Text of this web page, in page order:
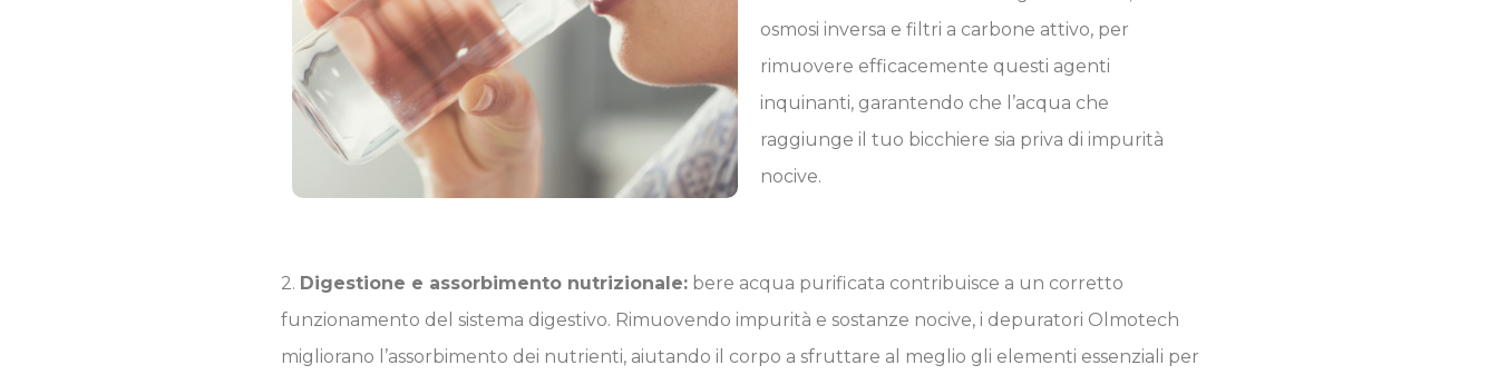
osmosi inversa e filtri a carbone attivo, per
rimuovere efficacemente questi agenti
inquinanti, garantendo che l’acqua che
raggiunge il tuo bicchiere sia priva di impurità
nocive.
2. Digestione e assorbimento nutrizionale: bere acqua purificata contribuisce a un corretto
funzionamento del sistema digestivo. Rimuovendo impurità e sostanze nocive, i depuratori Olmotech
migliorano l’assorbimento dei nutrienti, aiutando il corpo a sfruttare al meglio gli elementi essenziali per